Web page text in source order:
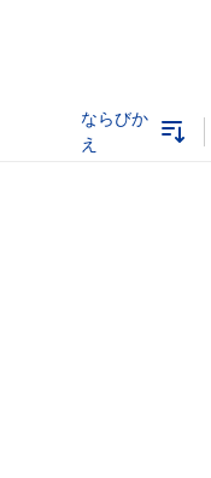
ならびか
え